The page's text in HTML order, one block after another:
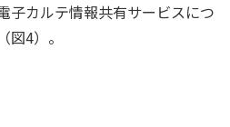
子カルテ情報共有サービスにつ
4）。